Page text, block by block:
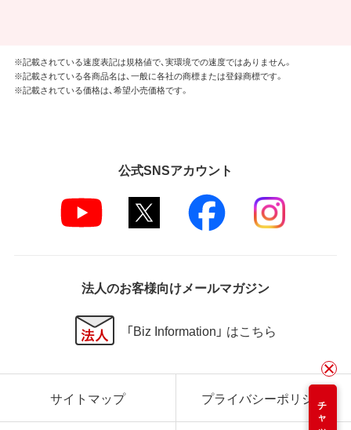
※記載されている速度表記は規格値で、実環境での速度ではありません。
※記載されている各商品名は、一般に各社の商標または登録商標です。
※記載されている価格は、希望小売価格です。
公式SNSアカウント
法人のお客様向けメールマガジン
「Biz Information」 はこちら
サイトマップ プライバシーポリシー